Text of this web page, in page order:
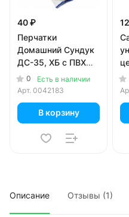
40 ₽
Перчатки
Домашний Сундук
ДС-35, ХБ с ПВХ
белые 1 пара
0
Есть в наличии
Арт. 0042183
В корзину
Описание Отзывы (1)